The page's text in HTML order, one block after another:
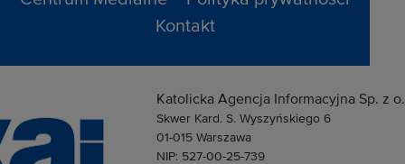
Kontakt
Katolicka Agencja Informacyjna Sp. z
Skwer Kard. S. Wyszyńskiego 6
01-015 Warszawa
NIP: 527-00-25-739